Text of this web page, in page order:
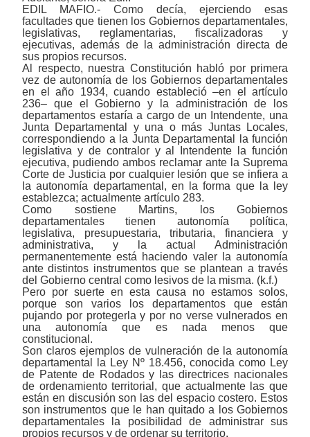
EDIL MAFIO.- Como decía, ejerciendo esas
facultades que tienen los Gobiernos departamentales,
legislativas, reglamentarias, fiscalizadoras y
ejecutivas, además de la administración directa de
sus propios recursos.
Al respecto, nuestra Constitución habló por primera
vez de autonomía de los Gobiernos departamentales
en el año 1934, cuando estableció ‒en el artículo
236‒ que el Gobierno y la administración de los
departamentos estaría a cargo de un Intendente, una
Junta Departamental y una o más Juntas Locales,
correspondiendo a la Junta Departamental la función
legislativa y de contralor y al Intendente la función
ejecutiva, pudiendo ambos reclamar ante la Suprema
Corte de Justicia por cualquier lesión que se infiera a
la autonomía departamental, en la forma que la ley
establezca; actualmente artículo 283.
Como sostiene Martins, los Gobiernos
departamentales tienen autonomía política,
legislativa, presupuestaria, tributaria, financiera y
administrativa, y la actual Administración
permanentemente está haciendo valer la autonomía
ante distintos instrumentos que se plantean a través
del Gobierno central como lesivos de la misma. (k.f.)
Pero por suerte en esta causa no estamos solos,
porque son varios los departamentos que están
pujando por protegerla y por no verse vulnerados en
una autonomía que es nada menos que
constitucional.
Son claros ejemplos de vulneración de la autonomía
departamental la Ley Nº 18.456, conocida como Ley
de Patente de Rodados y las directrices nacionales
de ordenamiento territorial, que actualmente las que
están en discusión son las del espacio costero. Estos
son instrumentos que le han quitado a los Gobiernos
departamentales la posibilidad de administrar sus
propios recursos y de ordenar su territorio.